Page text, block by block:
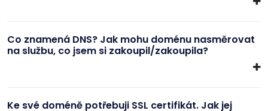
Co znamená DNS? Jak mohu doménu nasměrovat
na službu, co jsem si zakoupil/zakoupila?
Ke své doméně potřebuji SSL certifikát. Jak jej